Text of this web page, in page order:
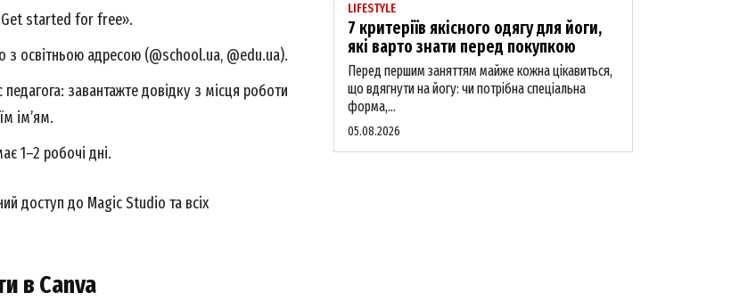
started for free».
освітньою адресою (@school.ua, @edu.ua).
завантажте довідку з місця роботи
ім’ям.
1–2 робочі дні.
доступ до Magic Studio та всіх
в Canva
LIFESTYLE
7 критеріїв якісного одягу для йоги,
які варто знати перед покупкою
Перед першим заняттям майже кожна цікавиться,
що вдягнути на йогу: чи потрібна спеціальна
форма,...
05.08.2026